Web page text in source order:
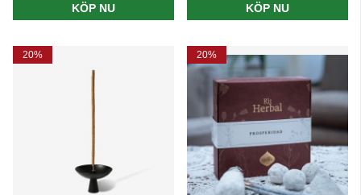
KÖP NU
KÖP NU
20% 20%